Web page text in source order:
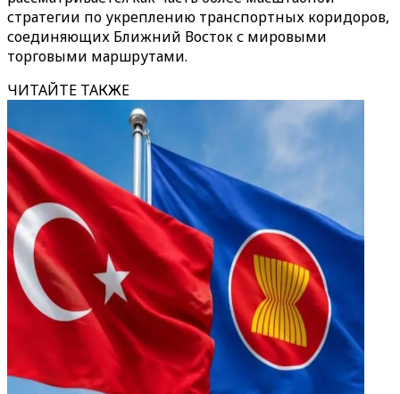
стратегии по укреплению транспортных коридоров,
соединяющих Ближний Восток с мировыми
торговыми маршрутами.
ЧИТАЙТЕ ТАКЖЕ